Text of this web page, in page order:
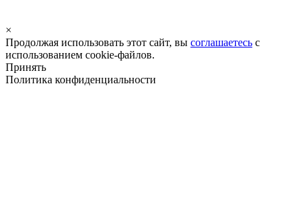
×
Продолжая использовать этот сайт, вы соглашаетесь с
использованием cookie-файлов.
Принять
Политика конфиденциальности